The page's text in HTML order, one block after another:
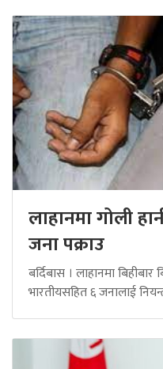
लाहानमा गोली
जना पक्राउ
बर्दिबास । लाहानमा बिहीबार
भारतीयसहित ६ जनालाई